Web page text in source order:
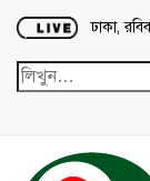
Loading...
ঢাকা,